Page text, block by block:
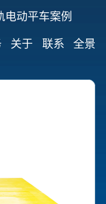
电动平车案例
关于 联系 全景